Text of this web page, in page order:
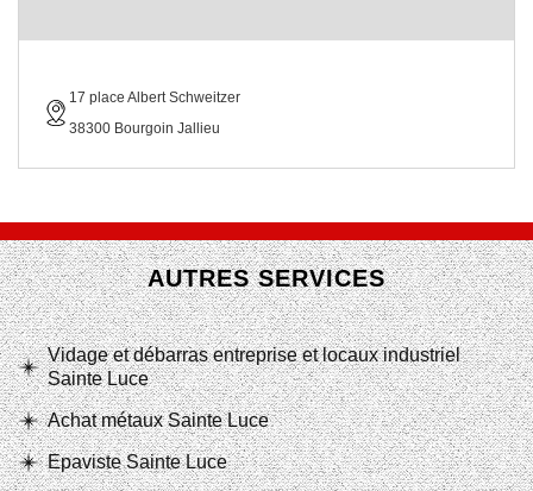
17 place Albert Schweitzer
38300 Bourgoin Jallieu
AUTRES SERVICES
Vidage et débarras entreprise et locaux industriel
Sainte Luce
Achat métaux Sainte Luce
Epaviste Sainte Luce